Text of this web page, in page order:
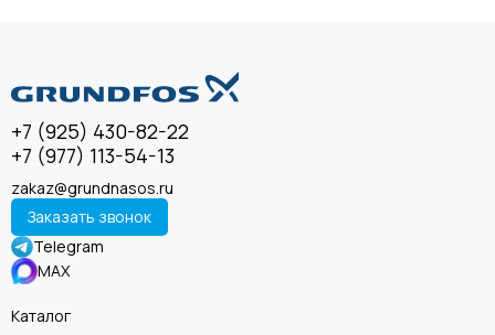
+7 (925) 430-82-22
+7 (977) 113-54-13
zakaz@grundnasos.ru
Заказать звонок
Telegram
MAX
Каталог